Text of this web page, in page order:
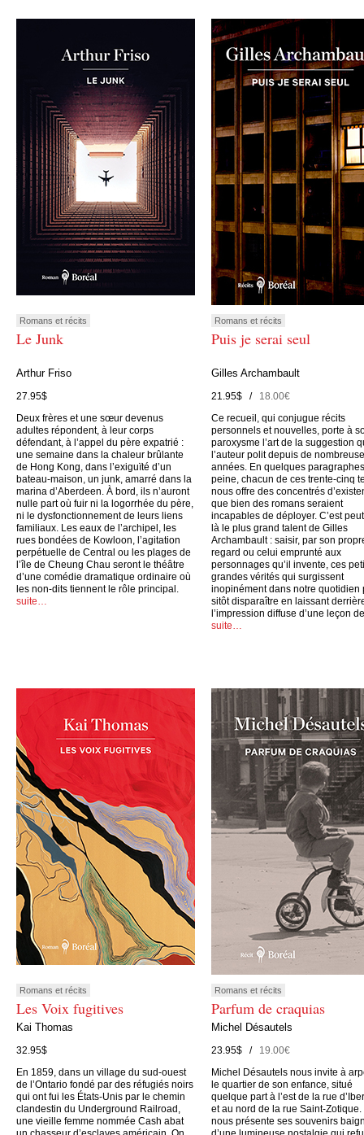
Romans et récits
Le Junk
Arthur Friso
27.95$
Deux frères et une sœur devenus
adultes répondent, à leur corps
défendant, à l’appel du père expatrié :
une semaine dans la chaleur brûlante
de Hong Kong, dans l’exiguïté d’un
bateau-maison, un junk, amarré dans la
marina d’Aberdeen. À bord, ils n’auront
nulle part où fuir ni la logorrhée du père,
ni le dysfonctionnement de leurs liens
familiaux. Les eaux de l’archipel, les
rues bondées de Kowloon, l’agitation
perpétuelle de Central ou les plages de
l’île de Cheung Chau seront le théâtre
d’une comédie dramatique ordinaire où
les non-dits tiennent le rôle principal.
suite…
Romans et récits
Puis je serai seul
Gilles Archambault
21.95$ /18.00€
Ce recueil, qui conjugue récits
personnels et nouvelles, porte à
paroxysme l’art de la suggestion
l’auteur polit depuis de
années. En quelques
peine, chacun de ces trente-cinq
nous offre des concentrés
que bien des romans seraient
incapables de déployer. C’est
là le plus grand talent de Gilles
Archambault : saisir, par son
regard ou celui emprunté aux
personnages qu’il invente, ces
grandes vérités qui surgissent
inopinément dans notre quotidien
sitôt disparaître en laissant
l’impression diffuse d’une leçon
suite…
Romans et récits
Les Voix fugitives
Kai Thomas
32.95$
En 1859, dans un village du sud-ouest
de l’Ontario fondé par des réfugiés noirs
qui ont fui les États-Unis par le chemin
clandestin du Underground Railroad,
une vieille femme nommée Cash abat
Romans et récits
Parfum de craquias
Michel Désautels
23.95$ /19.00€
Michel Désautels nous invite à
le quartier de son enfance, situé
quelque part à l’est de la rue
et au nord de la rue Saint-Zotique.
nous présente ses souvenirs